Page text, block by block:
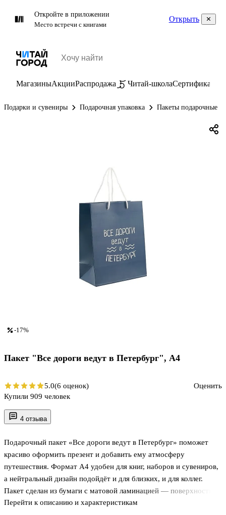
Откройте в приложении
Место встречи с книгами
Открыть
МагазиныАкцииРаспродажа Читай-школаСертификаты
Подарки и сувениры Подарочная упаковка Пакеты подарочные
4 отзыва
Подарочный пакет «Все дороги ведут в Петербург» поможет
красиво оформить презент и добавить ему атмосферу
путешествия. Формат А4 удобен для книг, наборов и сувениров,
а нейтральный дизайн подойдёт и для близких, и для коллег.
Пакет сделан из бумаги с матовой ламинацией — поверхность
меньше пачкается и лучше защищает содержимое от случайных
Перейти к описанию и характеристикам
-17%
Пакет "Все дороги ведут в Петербург", А4
5.0(6 оценок)
Оценить
Купили 909 человек